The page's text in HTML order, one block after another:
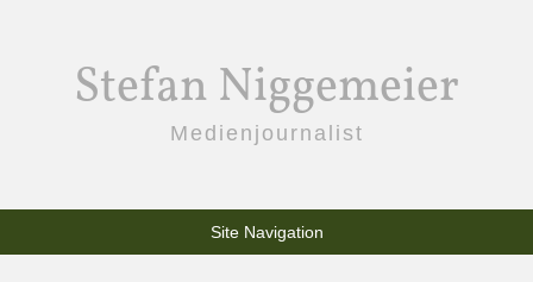
Stefan Niggemeier
Medienjournalist
Site Navigation